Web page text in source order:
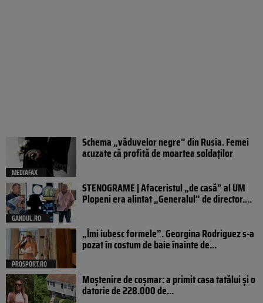
MEDIAFAX
Schema „văduvelor negre” din Rusia. Femei
acuzate că profită de moartea soldaților
GANDUL.RO
STENOGRAME | Afaceristul „de casă” al UM
Plopeni era alintat „Generalul” de director....
PROSPORT.RO
„Îmi iubesc formele”. Georgina Rodriguez s-a
pozat în costum de baie înainte de...
Moștenire de coșmar: a primit casa tatălui și o
datorie de 228.000 de...